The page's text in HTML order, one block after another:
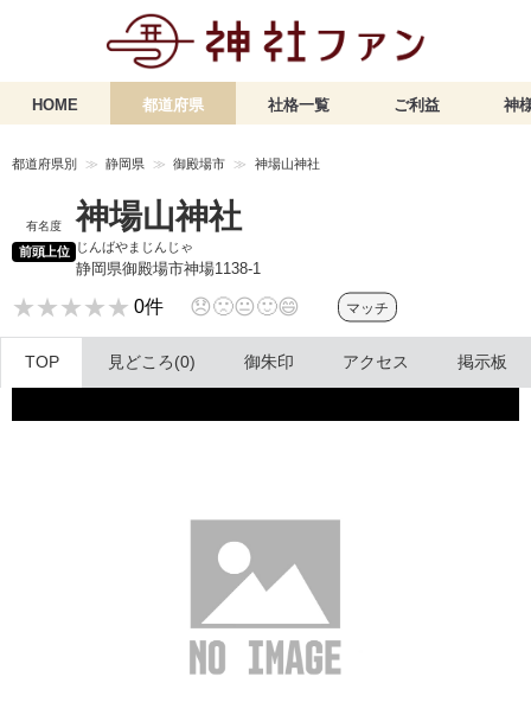
HOME 都道府県 社格一覧 ご利益 神
都道府県別 静岡県 御殿場市 神場山神社
有名度
前頭上位
神場山神社
じんばやまじんじゃ
静岡県御殿場市神場1138-1
★★★★★
★★★★★ 0件 😞🙁😐🙂😄 マッチ
TOP 見どころ(0) 御朱印 アクセス 掲示板